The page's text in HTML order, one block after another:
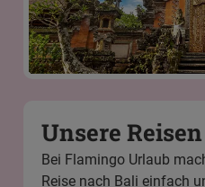
Unsere
Bei Flamingo Urlaub
Reise nach Bali einfach